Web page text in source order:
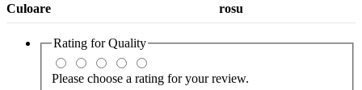
Culoare rosu
Rating forQuality
Please choose a rating for your review.